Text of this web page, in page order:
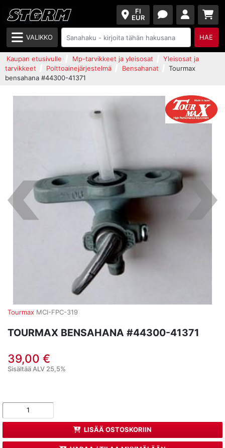
FI
EUR
VALIKKO HAE
Kaupan etusivulle Mp-tarvikkeet ja yleisosat
Yleisosat ja
tarvikkeet
Polttoainejärjestelmä Bensahanat
Tourmax
bensahana #44300-41371
Tourmax MCI-FPC-319
TOURMAX BENSAHANA #44300-41371
39,00 €
Sisältää ALV 25,5%
LISÄÄ OSTOSKORIIN